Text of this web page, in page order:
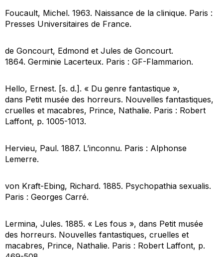
Foucault, Michel. 1963. Naissance de la clinique. Paris :
Presses Universitaires de France.
de Goncourt, Edmond et Jules de Goncourt.
1864. Germinie Lacerteux. Paris : GF-Flammarion.
Hello, Ernest. [s. d.]. « Du genre fantastique »,
dans Petit musée des horreurs. Nouvelles fantastiques,
cruelles et macabres, Prince, Nathalie. Paris : Robert
Laffont, p. 1005-1013.
Hervieu, Paul. 1887. L’inconnu. Paris : Alphonse
Lemerre.
von Kraft-Ebing, Richard. 1885. Psychopathia sexualis.
Paris : Georges Carré.
Lermina, Jules. 1885. « Les fous », dans Petit musée
des horreurs. Nouvelles fantastiques, cruelles et
macabres, Prince, Nathalie. Paris : Robert Laffont, p.